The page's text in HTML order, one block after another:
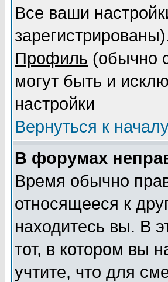
Все ваши
Профиль (обычно
могут быть и
настройки
Вернуться к
В форумах
Время обычно
относящееся к
находитесь вы. В
тот, в котором вы
учтите, что для